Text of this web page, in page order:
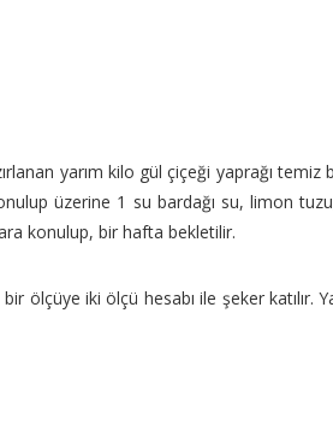
yarım kilo gül çiçeği yaprağı temiz
üzerine 1 su bardağı su, limon
konulup, bir hafta bekletilir.
ölçüye iki ölçü hesabı ile şeker katılır.